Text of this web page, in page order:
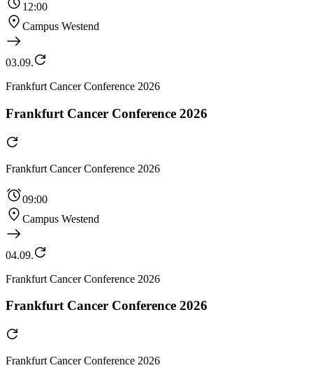
12:00
Campus Westend
03.09.
Frankfurt Cancer Conference 2026
Frankfurt Cancer Conference 2026
Frankfurt Cancer Conference 2026
09:00
Campus Westend
04.09.
Frankfurt Cancer Conference 2026
Frankfurt Cancer Conference 2026
Frankfurt Cancer Conference 2026